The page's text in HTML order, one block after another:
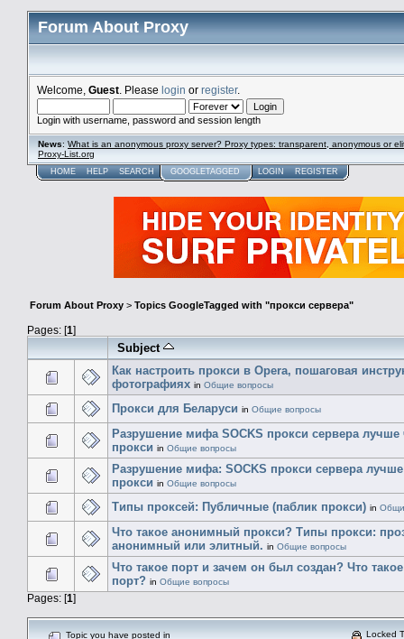
Forum About Proxy
Welcome, Guest . Please login or register.
Login with username, password and session length
News: What is an anonymous proxy server? Proxy types: transparent, anonymous or
Proxy-List.org
HOME HELP SEARCH GOOGLETAGGED LOGIN REGISTER
Forum About Proxy > Topics GoogleTagged with "прокси сервера"
Pages: [1]
Subject
Как настроить прокси в Opera, пошаговая
фотографиях in Общие вопросы
Прокси для Беларуси in Общие вопросы
Разрушение мифа SOCKS прокси сервера лучше
прокси in Общие вопросы
Разрушение мифа: SOCKS прокси сервера
прокси in Общие вопросы
Типы проксей: Публичные (паблик прокси) in
Что такое анонимный прокси? Типы прокси:
анонимный или элитный. in Общие вопросы
Что такое порт и зачем он был создан? Что
порт? in Общие вопросы
Pages: [1]
Topic you have posted in
Locked